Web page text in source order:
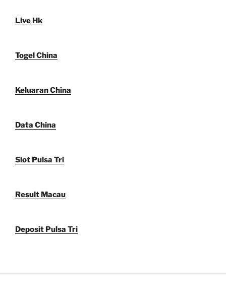
Live Hk
Togel China
Keluaran China
Data China
Slot Pulsa Tri
Result Macau
Deposit Pulsa Tri